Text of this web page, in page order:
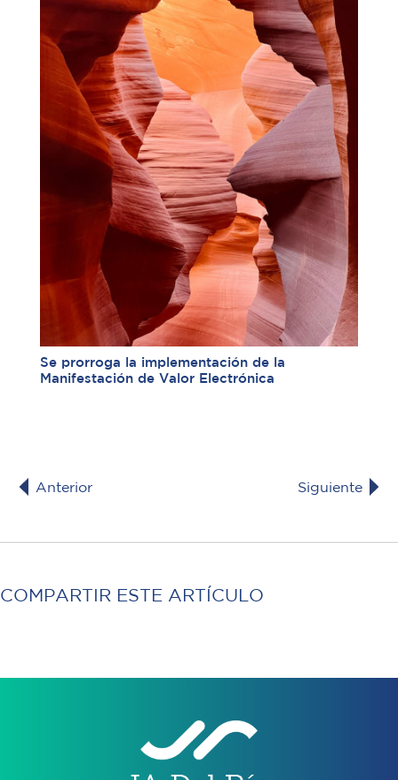
Se prorroga la implementación de la
Manifestación de Valor Electrónica
Anterior Siguiente
COMPARTIR ESTE ARTÍCULO